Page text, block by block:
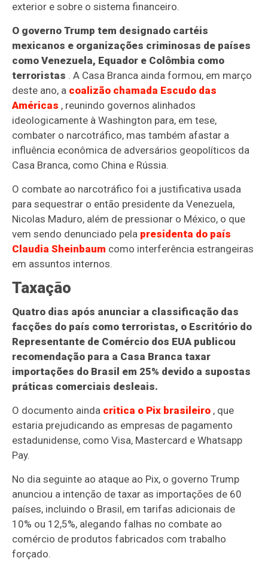
exterior e sobre o sistema financeiro.
O governo Trump tem designado cartéis
mexicanos e organizações criminosas de países
como Venezuela, Equador e Colômbia como
terroristas . A Casa Branca ainda formou, em março
deste ano, a coalizão chamada Escudo das
Américas , reunindo governos alinhados
ideologicamente à Washington para, em tese,
combater o narcotráfico, mas também afastar a
influência econômica de adversários geopolíticos da
Casa Branca, como China e Rússia.
O combate ao narcotráfico foi a justificativa usada
para sequestrar o então presidente da Venezuela,
Nicolas Maduro, além de pressionar o México, o que
vem sendo denunciado pela presidenta do país
Claudia Sheinbaum como interferência estrangeiras
em assuntos internos.
Taxação
Quatro dias após anunciar a classificação das
facções do país como terroristas, o Escritório do
Representante de Comércio dos EUA publicou
recomendação para a Casa Branca taxar
importações do Brasil em 25% devido a supostas
práticas comerciais desleais.
O documento ainda critica o Pix brasileiro , que
estaria prejudicando as empresas de pagamento
estadunidense, como Visa, Mastercard e Whatsapp
Pay.
No dia seguinte ao ataque ao Pix, o governo Trump
anunciou a intenção de taxar as importações de 60
países, incluindo o Brasil, em tarifas adicionais de
10% ou 12,5%, alegando falhas no combate ao
comércio de produtos fabricados com trabalho
forçado.